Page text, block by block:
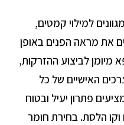
למילוי קמטים,
את מראה הפנים באופן
מיומן לביצוע ההזרקות,
האישיים של כל
פתרון יעיל ובטוח
הלסת. בחירת חומר